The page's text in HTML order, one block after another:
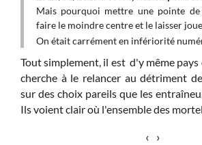
Mais pourquoi mettre une pointe de
faire le moindre centre et le laisser
On était carrément en infériorité
Tout simplement, il est d'y même
cherche à le relancer au détriment
sur des choix pareils que les
Ils voient clair où l'ensemble des
‹ ›